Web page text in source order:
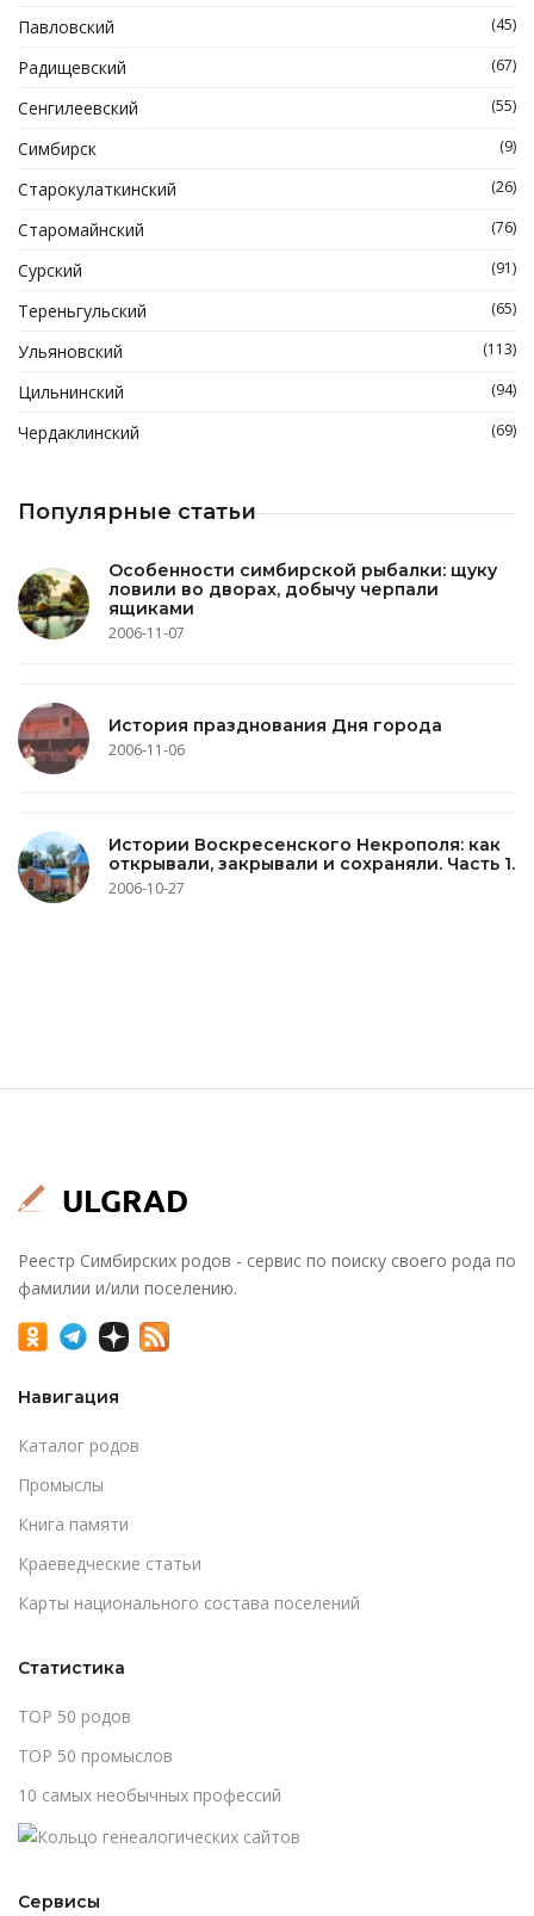
Павловский (45)
Радищевский (67)
Сенгилеевский (55)
Симбирск (9)
Старокулаткинский (26)
Старомайнский (76)
Сурский (91)
Тереньгульский (65)
Ульяновский (113)
Цильнинский (94)
Чердаклинский (69)
Популярные статьи
Особенности симбирской рыбалки: щуку
ловили во дворах, добычу черпали
ящиками
2006-11-07
История празднования Дня города
2006-11-06
Истории Воскресенского Некрополя: как
открывали, закрывали и сохраняли. Часть 1.
2006-10-27
Реестр Симбирских родов - сервис по поиску своего рода по
фамилии и/или поселению.
Навигация
Каталог родов
Промыслы
Книга памяти
Краеведческие статьи
Карты национального состава поселений
Статистика
TOP 50 родов
TOP 50 промыслов
10 самых необычных профессий
Сервисы